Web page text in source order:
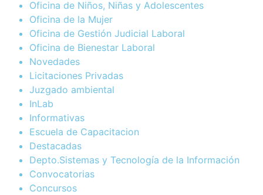
Oficina de Niños, Niñas y Adolescentes
Oficina de la Mujer
Oficina de Gestión Judicial Laboral
Oficina de Bienestar Laboral
Novedades
Licitaciones Privadas
Juzgado ambiental
InLab
Informativas
Escuela de Capacitacion
Destacadas
Depto.Sistemas y Tecnología de la Información
Convocatorias
Concursos